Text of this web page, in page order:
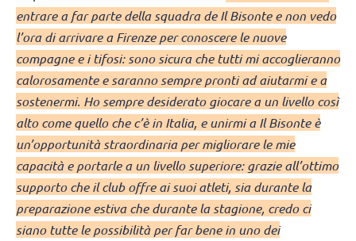
entrare a far parte della squadra de Il Bisonte e non vedo
l’ora di arrivare a Firenze per conoscere le nuove
compagne e i tifosi: sono sicura che tutti mi accoglieranno
calorosamente e saranno sempre pronti ad aiutarmi e a
sostenermi. Ho sempre desiderato giocare a un livello così
alto come quello che c’è in Italia, e unirmi a Il Bisonte è
un’opportunità straordinaria per migliorare le mie
capacità e portarle a un livello superiore: grazie all’ottimo
supporto che il club offre ai suoi atleti, sia durante la
preparazione estiva che durante la stagione, credo ci
siano tutte le possibilità per far bene in uno dei